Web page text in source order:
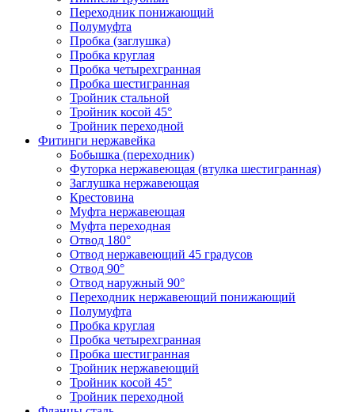
Переходник понижающий
Полумуфта
Пробка (заглушка)
Пробка круглая
Пробка четырехгранная
Пробка шестигранная
Тройник стальной
Тройник косой 45°
Тройник переходной
Фитинги нержавейка
Бобышка (переходник)
Футорка нержавеющая (втулка шестигранная)
Заглушка нержавеющая
Крестовина
Муфта нержавеющая
Муфта переходная
Отвод 180°
Отвод нержавеющий 45 градусов
Отвод 90°
Отвод наружный 90°
Переходник нержавеющий понижающий
Полумуфта
Пробка круглая
Пробка четырехгранная
Пробка шестигранная
Тройник нержавеющий
Тройник косой 45°
Тройник переходной